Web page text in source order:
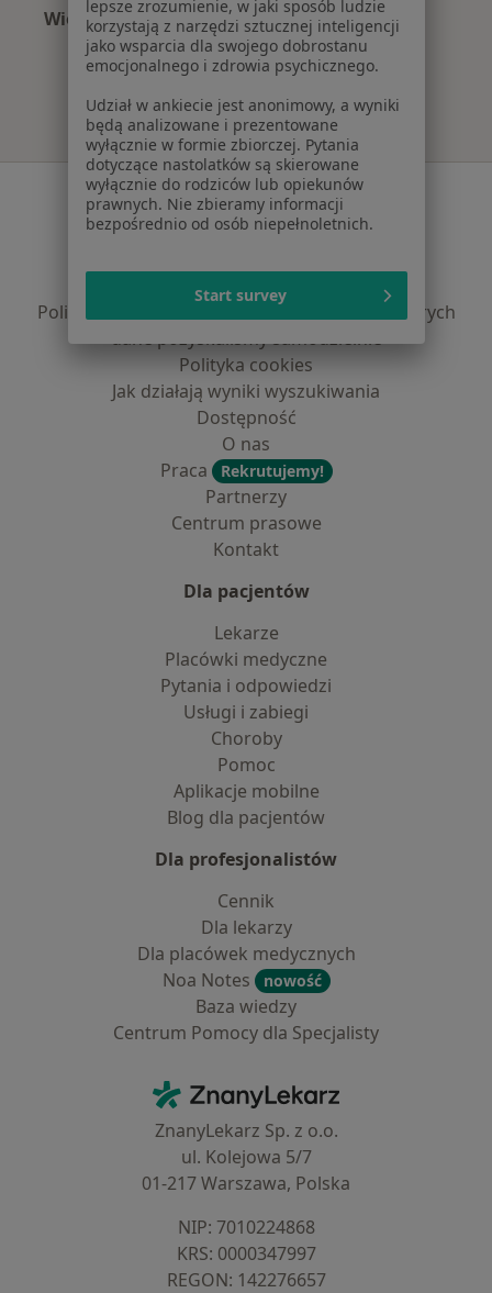
Więcej (7)
Więcej w kategorii: Najpopularniejsze
Serwis
Regulamin
Polityka prywatności profesjonalistów
Polityka prywatności dla profesjonalistów, których
dane pozyskaliśmy samodzielnie
Polityka cookies
Jak działają wyniki wyszukiwania
Dostępność
O nas
Praca
Rekrutujemy!
Partnerzy
Centrum prasowe
Kontakt
Dla pacjentów
Lekarze
Placówki medyczne
Pytania i odpowiedzi
Usługi i zabiegi
Choroby
Pomoc
Aplikacje mobilne
Blog dla pacjentów
Dla profesjonalistów
Cennik
Dla lekarzy
Dla placówek medycznych
Noa Notes
nowość
Baza wiedzy
Centrum Pomocy dla Specjalisty
ZnanyLekarz - Strona główna
ZnanyLekarz Sp. z o.o.
ul. Kolejowa 5/7
01-217 Warszawa, Polska
NIP: ⁠7010224868
KRS: ⁠0000347997
REGON: ⁠142276657
lepsze zrozumienie, w jaki sposób ludzie
korzystają z narzędzi sztucznej inteligencji
jako wsparcia dla swojego dobrostanu
emocjonalnego i zdrowia psychicznego.
Udział w ankiecie jest anonimowy, a wyniki
będą analizowane i prezentowane
wyłącznie w formie zbiorczej. Pytania
dotyczące nastolatków są skierowane
wyłącznie do rodziców lub opiekunów
prawnych. Nie zbieramy informacji
bezpośrednio od osób niepełnoletnich.
Start survey